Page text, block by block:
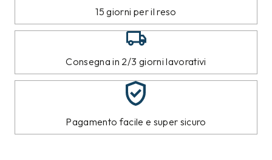
15 giorni per il reso
Consegna in 2/3 giorni lavorativi
Pagamento facile e super sicuro